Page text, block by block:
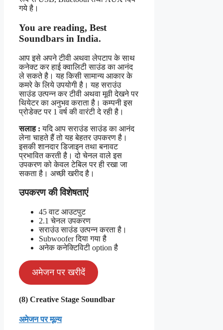
गये है।
You are reading, Best
Soundbars in India.
आप इसे अपने टीवी अथवा लेपटाप के साथ
कनेक्ट कर हाई क्वालिटी साउंड का आनंद
ले सकते है। यह किसी सामान्य आकार के
कमरे के लिये उपयोगी है। यह सराउंउ
साउंड उत्पन्न कर टीवी अथवा मूवी देखने पर
थियेटर का अनुभव कराता है। कम्पनी इस
प्रोडेक्ट पर 1 वर्ष की वारंटी दे रही है।
सलाह :यदि आप सराउंड साउंड का आनंद
लेना चाहते हैं तो यह बेहतर उपकरण है।
इसकी शानदार डिजाइन तथा बनावट
प्रभावित करती है। दो चेनल वाले इस
उपकरण को केवल टेबिल पर ही रखा जा
सकता है। अच्छी खरीद है।
उपकरण की विशेषताएं
45 वाट आउटपुट
2.1 चेनल उपकरण
सराउंउ साउंड उत्पन्न करता है।
Subwoofer दिया गया है
अनेक कनेक्टिविटी option है
अमेजन पर खरीदें
(8) Creative Stage Soundbar
अमेजन पर मूल्य